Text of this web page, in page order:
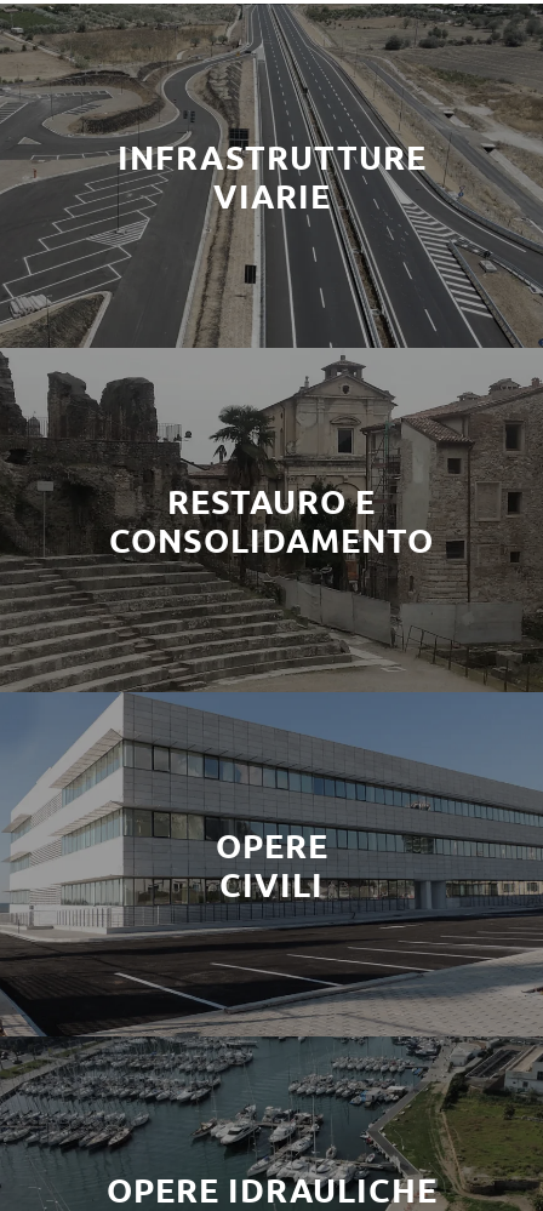
INFRASTRUTTURE
VIARIE
RESTAURO E
CONSOLIDAMENTO
OPERE
CIVILI
OPERE IDRAULICHE